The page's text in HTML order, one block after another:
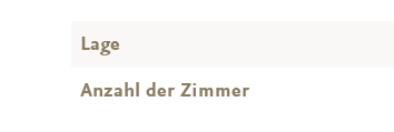
Lage
Anzahl der Zimmer